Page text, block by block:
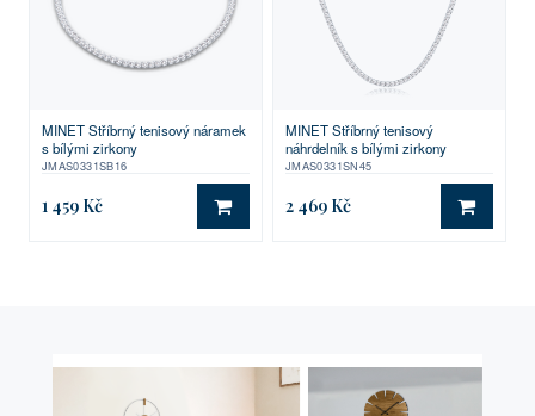
MINET Stříbrný tenisový náramek
s bílými zirkony
JMAS0331SB16
1 459 Kč DO KOŠÍKU
MINET Stříbrný tenisový
náhrdelník s bílými zirkony
JMAS0331SN45
2 469 Kč DO